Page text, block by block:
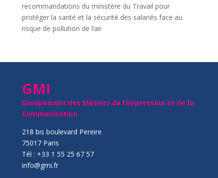
recommandations du ministère du Travail pour
protéger la santé et la sécurité des salariés face au
risque de pollution de l’air
GMI
Groupement des Métiers de l’Impression et de la
Communication
218 bis boulevard Pereire
75017 Paris
Tél : +33 1 55 25 67 57
info@gmi.fr